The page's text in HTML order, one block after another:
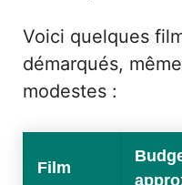
Voici quelques
démarqués,
modestes :
Film